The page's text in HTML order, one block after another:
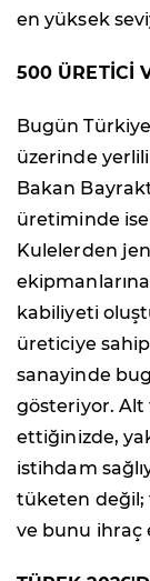
en yüksek
500 ÜRETİCİ
Bugün
üzerinde
Bakan
üretiminde ise
Kulelerden
kabiliyeti
üreticiye
sanayinde
gösteriyor. Alt
ettiğinizde,
istihdam
tüketen değil;
ve bunu ihraç